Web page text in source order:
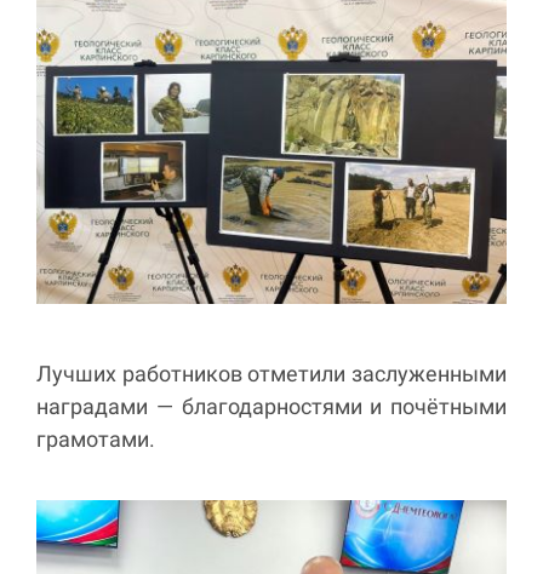
Лучших работников отметили заслуженными
наградами — благодарностями и почётными
грамотами.